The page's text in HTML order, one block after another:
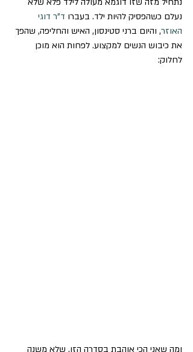
נעלם כשהפסיק להיות ילד. בעברו ד”ר דוגי
האוזר, והיום ברני סטינסון, האיש והחליפה, שהפך
את כיבוש הנשים למקצוע. לפחות הוא מוכן
לחלוק:
ומה שאני הכי אוהבת בסדרה הזו, שלא משנה